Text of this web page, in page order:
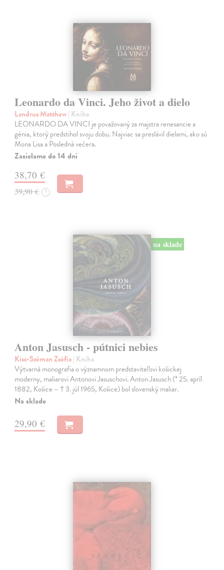
Leonardo da Vinci. Jeho život a dielo
Landrus Matthew| Kniha
LEONARDO DA VINCI je považovaný za majstra renesancie a
génia, ktorý predstihol svoju dobu. Najviac sa preslávil dielami, ako sú
Mona Lisa a Posledná večera.
Zasielame do 14 dní
38,70 €
39,90 € ?
na sklade
Anton Jasusch - pútnici nebies
Kiss-Széman Zsófia| Kniha
Výtvarná monografia o významnom predstaviteľovi košickej
moderny, maliarovi Antonovi Jasuschovi. Anton Jasusch (* 25. apríl
1882, Košice – † 3. júl 1965, Košice) bol slovenský maliar.
Na sklade
29,90 €